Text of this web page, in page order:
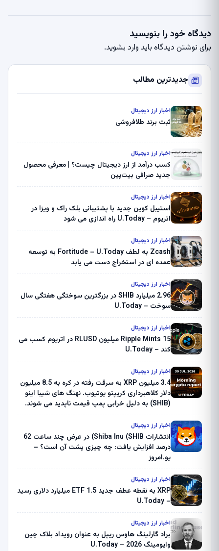
دیدگاه خود را بنویسید
برای نوشتن دیدگاه باید وارد بشوید.
جدیدترین مطالب
اخبار ارز دیجیتال
ثبت برند طلافروشی
اخبار ارز دیجیتال
کسب درآمد از ارز دیجیتال چیست؟ | معرفی محصول
جدید صرافی بیت‌پین
اخبار ارز دیجیتال
استیبل کوین جدید با پشتیبانی بلک راک و ویزا در
اتریوم – U.Today راه اندازی می شود
اخبار ارز دیجیتال
Zcash به لطف Fortitude – U.Today به توسعه
عمده ای در استخراج دست می یابد
اخبار ارز دیجیتال
2.96 میلیارد SHIB در بزرگترین سوختگی هفتگی سال
سوخت – U.Today
اخبار ارز دیجیتال
Ripple Mints 15 میلیون RLUSD در اتریوم کسب می
کند – U.Today
اخبار ارز دیجیتال
3.4 میلیون XRP به سرقت رفته در کره به 8.5 میلیون
دلار کلاهبرداری کریپتو یوتیوب. نهنگ های شیبا اینو
(SHIB) به دلیل خرابی پمپ قیمت ناپدید می شوند.
ثبت کرد – گزارش کریپتو صبح – U.Today
اخبار ارز دیجیتال
انتشارات Shiba Inu (SHIB) در عرض چند ساعت 62
درصد افزایش یافت: چه چیزی پشت آن است؟ –
یو.امروز
اخبار ارز دیجیتال
XRP به نقطه عطف جدید ETF 1.5 میلیارد دلاری رسید
– U.Today
اخبار ارز دیجیتال
براد گارلینگ هاوس ریپل به عنوان رویداد بلاک چین
وایومینگ 2026 – U.Today